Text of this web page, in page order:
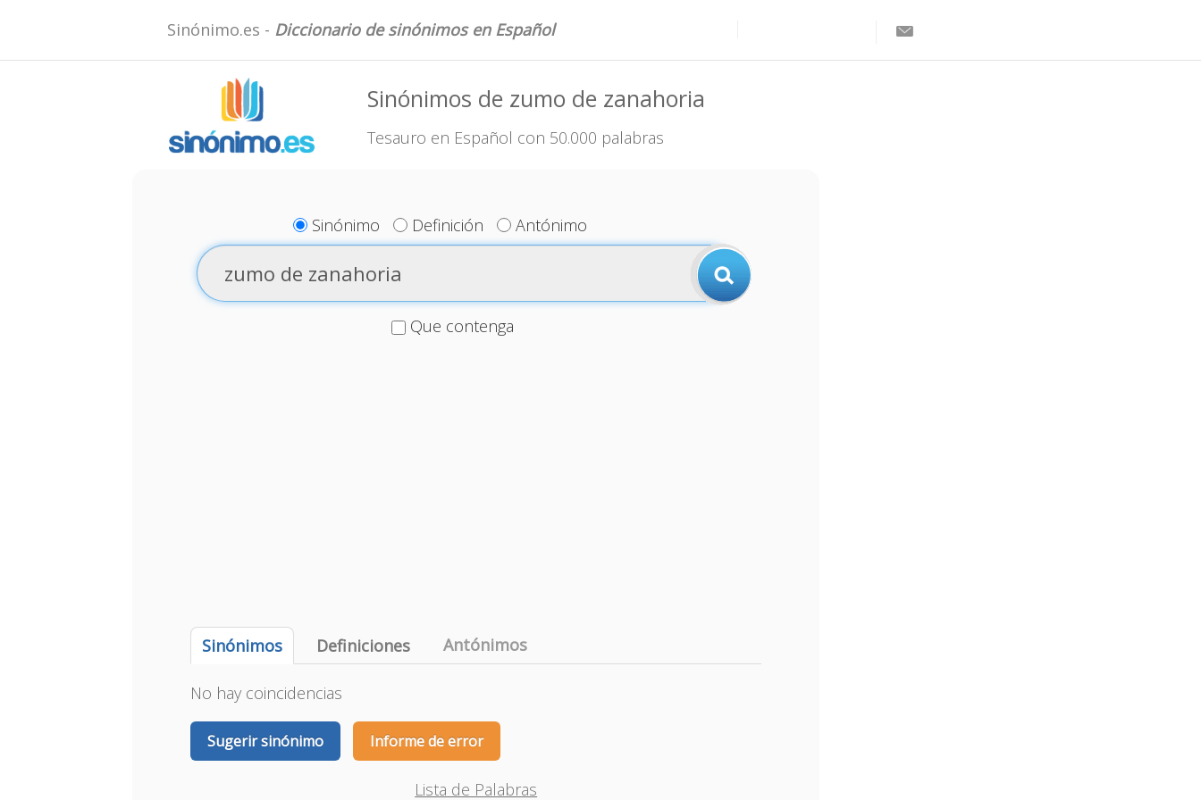
Sinónimo.es - Diccionario de sinónimos en Español
Sinónimos de zumo de zanahoria
Tesauro en Español con 50.000 palabras
Sinónimo Definición Antónimo
Que contenga
Sinónimos Definiciones Antónimos
No hay coincidencias
Sugerir sinónimo Informe de error
Lista de Palabras